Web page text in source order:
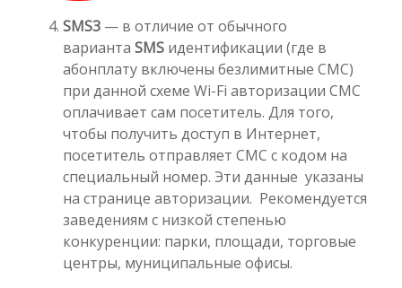
SMS3 — в отличие от обычного
варианта SMS идентификации (где в
абонплату включены безлимитные СМС)
при данной схеме Wi-Fi авторизации СМС
оплачивает сам посетитель. Для того,
чтобы получить доступ в Интернет,
посетитель отправляет СМС с кодом на
специальный номер. Эти данные указаны
на странице авторизации. Рекомендуется
заведениям с низкой степенью
конкуренции: парки, площади, торговые
центры, муниципальные офисы.